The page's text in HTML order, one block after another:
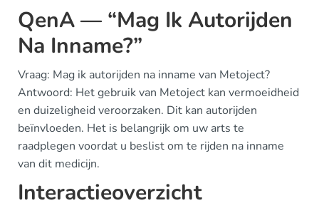
QenA — “Mag Ik Autorijden
Na Inname?”
Vraag: Mag ik autorijden na inname van Metoject?
Antwoord: Het gebruik van Metoject kan vermoeidheid
en duizeligheid veroorzaken. Dit kan autorijden
beïnvloeden. Het is belangrijk om uw arts te
raadplegen voordat u beslist om te rijden na inname
van dit medicijn.
Interactieoverzicht